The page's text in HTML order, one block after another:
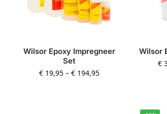
Wilsor Epoxy Impregneer
Set
€ 19,95 –€ 194,95
Wilsor
€